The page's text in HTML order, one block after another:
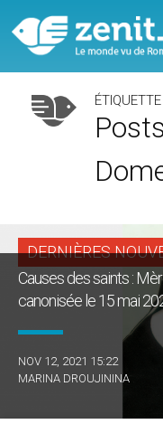
ÉTIQUETTE
DERNIÈRES
Causes des saints :
canonisée le 15 mai
NOV 12, 2021 15:22
MARINA DROUJININA